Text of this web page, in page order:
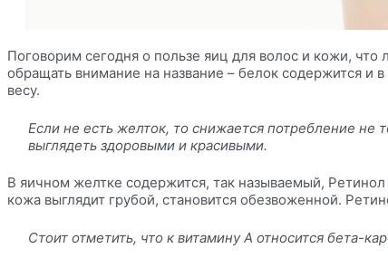
Поговорим сегодня о пользе яиц для волос и кожи,
обращать внимание на название – белок содержится и
весу.
Если не есть желток, то снижается потребление не
выглядеть здоровыми и красивыми.
В яичном желтке содержится, так называемый,
кожа выглядит грубой, становится обезвоженной.
Стоит отметить, что к витамину А относится бета-